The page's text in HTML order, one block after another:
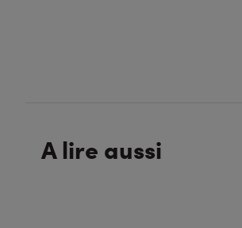
A lire aussi